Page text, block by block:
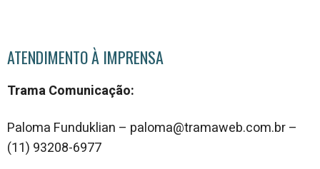
ATENDIMENTO À IMPRENSA
Trama Comunicação:
Paloma Funduklian – paloma@tramaweb.com.br –
(11) 93208-6977